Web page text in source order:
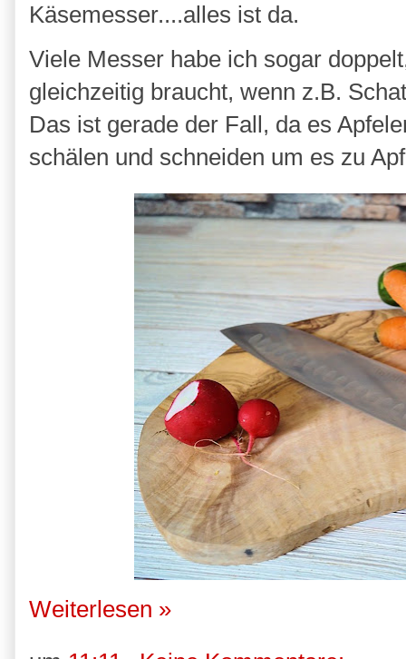
Käsemesser....alles ist da.
Viele Messer habe ich sogar
gleichzeitig braucht, wenn z.B.
Das ist gerade der Fall, da es
schälen und schneiden um es zu
Weiterlesen »